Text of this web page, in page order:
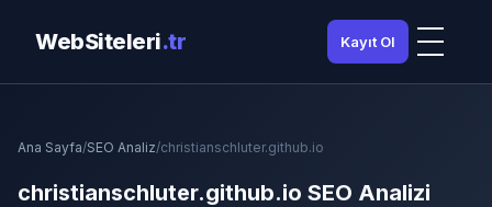
WebSiteleri.tr Kayıt Ol
Ana Sayfa/SEO Analiz/christianschluter.github.io
christianschluter.github.io SEO Analizi